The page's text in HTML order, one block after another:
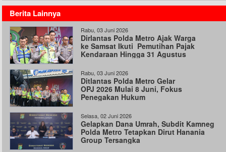
Berita Lainnya
Rabu, 03 Juni 2026
Dirlantas Polda Metro Ajak Warga
ke Samsat Ikuti Pemutihan Pajak
Kendaraan Hingga 31 Agustus
Rabu, 03 Juni 2026
Ditlantas Polda Metro Gelar
OPJ 2026 Mulai 8 Juni, Fokus
Penegakan Hukum
Selasa, 02 Juni 2026
Gelapkan Dana Umrah, Subdit Kamneg
Polda Metro Tetapkan Dirut Hanania
Group Tersangka